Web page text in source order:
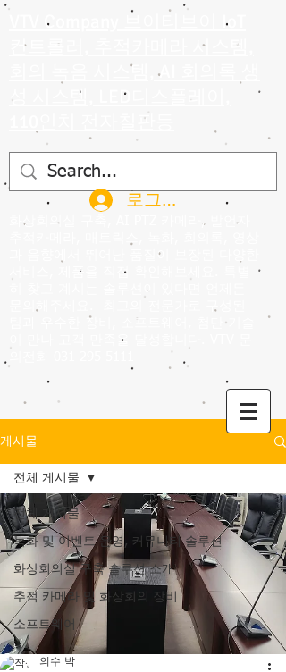
VTV Company 브이티브이 IoT
컨트롤러, 추적카메라 시스템,
회의 녹음 시스템, AI 회의록 생
성 시스템, LED디스플레이,
110인치 전자칠판등
로그인
화상회의실 구축, AI PTZ 카메라, 발언자
과 음향에서 뛰어난 품질이 보장된 다양한
서비스, 제품을 직접 확인해보세요. 특별
문의해주세요.
최고의 전문가로 구성된
팀과 우수한 장비, 소프트웨어, 첨단 기술
이 만나 고객 만족을 달성합니다. VTV 문
게시물
전체 게시물
녹화 및 이벤트 운영, 커뮤니티 솔루션
화상회의실 구축 솔루션 소개
추적 카메라 및 화상회의 장비
소프트웨어
전체 게시물
의수 박